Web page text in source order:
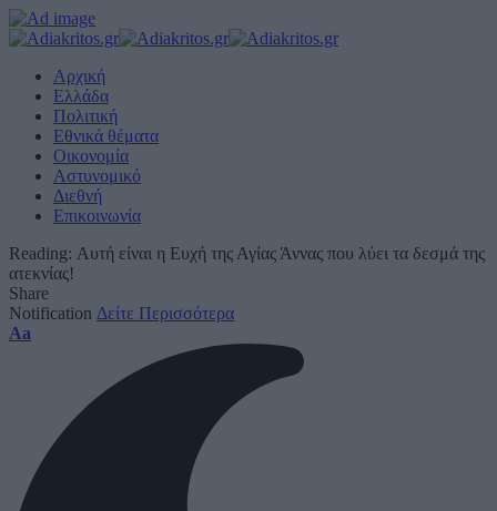
Αρχική
Ελλάδα
Πολιτική
Εθνικά θέματα
Οικονομία
Αστυνομικό
Διεθνή
Επικοινωνία
Reading: Αυτή είναι η Ευχή της Αγίας Άννας που λύει τα δεσμά της
ατεκνίας!
Share
Notification Δείτε Περισσότερα
Font
Aa